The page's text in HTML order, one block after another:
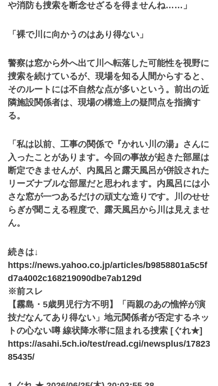
や消防も捜索を断念せざるを得ませんね……」
「裸で川に向かうのはあり得ない」
警察は窓から外へ出て川へ転落した可能性を視野に
捜索を続けているが、現場を知る人間からすると、
そのルートには不自然な点が多いという。前出の近
隣施設関係者は、現場の構造上の疑問点を指摘す
る。
「私は以前、工事の関係で『かれい川の湯』さんに
入ったことがあります。今回の事故が起きた部屋は
断定できませんが、内風呂と露天風呂が併設された
リーズナブルな部屋だと思われます。内風呂には小
さな窓が一つあるだけの頑丈な造りです。川のせせ
らぎが聞こえる程度で、露天風呂から川は見えませ
ん。
続きは↓
https://news.yahoo.co.jp/articles/b9858801a5c5f
d7a4002c168219090dbe7ab129d
※前スレ
【霧島・5歳男児行方不明】「両親のあの憔悴が演
技だなんてあり得ない」地元関係者が否定するネッ
トの心ない噂 線状降水帯に阻まれる捜索 [ぐれ★]
https://asahi.5ch.io/test/read.cgi/newsplus/17823
85435/